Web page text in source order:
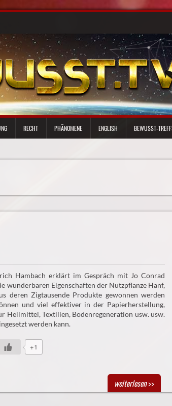
RECHT PHÄNOMENE ENGLISH BEWUSST-TREFFS
Hambach erklärt im Gespräch mit Jo Conrad
wunderbaren Eigenschaften der Nutzpflanze Hanf,
deren Zigtausende Produkte gewonnen werden
und viel effektiver in der Papierherstellung,
Heilmittel, Textilien, Bodenregeneration usw. usw.
werden kann.
+1
weiterlesen>>